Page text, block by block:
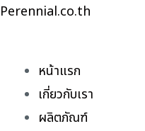
Skip
Perennial.co.th
หน้าแรก
เกี่ยวกับเรา
ผลิตภัณฑ์